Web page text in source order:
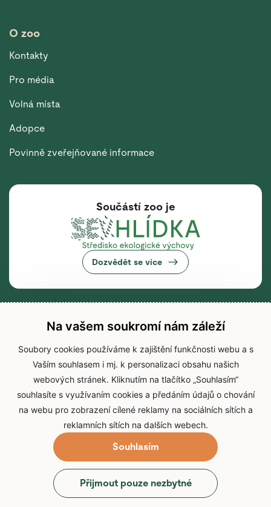
O zoo
Kontakty
Pro média
Volná místa
Adopce
Povinně zveřejňované informace
Součástí zoo je
Dozvědět se více
© 2026 Zoo Brno
Prohlášení o přístupnostiZpracování osobních údajů
Přihlášení do IS Zoo Brno
Na vašem soukromí nám záleží
Soubory cookies používáme k zajištění funkčnosti webu a s
Vaším souhlasem i mj. k personalizaci obsahu našich
webových stránek. Kliknutím na tlačítko „Souhlasím“
souhlasíte s využívaním cookies a předáním údajů o chování
na webu pro zobrazení cílené reklamy na sociálních sítích a
reklamních sítích na dalších webech.
Souhlasím
Přijmout pouze nezbytné